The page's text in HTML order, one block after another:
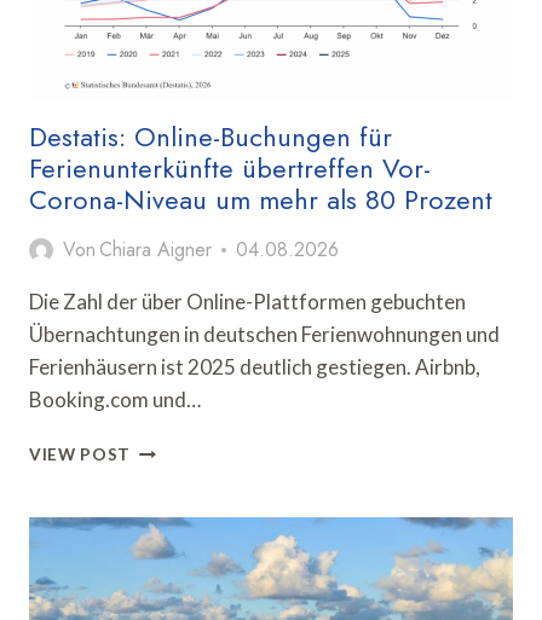
Destatis: Online-Buchungen für
Ferienunterkünfte übertreffen Vor-
Corona-Niveau um mehr als 80 Prozent
Von Chiara Aigner 04.08.2026
Die Zahl der über Online-Plattformen gebuchten
Übernachtungen in deutschen Ferienwohnungen und
Ferienhäusern ist 2025 deutlich gestiegen. Airbnb,
Booking.com und…
VIEW POST DESTATIS:
FÜR
FERIENUNTERKÜNFTE
ÜBERTREFFEN
VOR-